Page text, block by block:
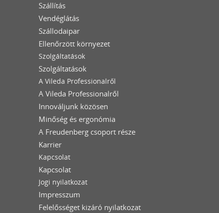
Szállítás
Vendéglátás
Szállodaipar
Ellenőrzött környezet
Szolgáltatások
Szolgáltatások
A Vileda Professionalről
A Vileda Professionalről
Innováljunk közösen
Minőség és ergonómia
A Freudenberg csoport része
Karrier
Kapcsolat
Kapcsolat
Jogi nyilatkozat
Impresszum
Felelősséget kizáró nyilatkozat